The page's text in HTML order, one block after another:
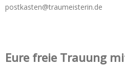
postkasten@traumeisterin.de
Eure freie Trauung